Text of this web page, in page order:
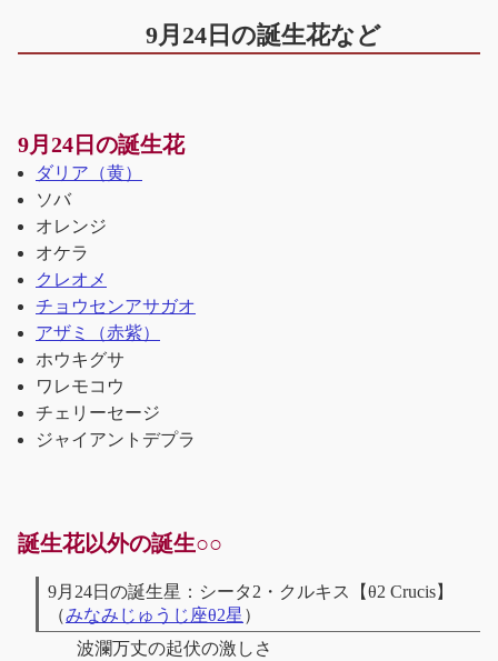
9月24日の誕生花など
9月24日の誕生花
ダリア（黄）
ソバ
オレンジ
オケラ
クレオメ
チョウセンアサガオ
アザミ（赤紫）
ホウキグサ
ワレモコウ
チェリーセージ
ジャイアントデプラ
誕生花以外の誕生○○
9月24日の誕生星：シータ2・クルキス【θ2 Crucis】
（みなみじゅうじ座θ2星 ）
波瀾万丈の起伏の激しさ